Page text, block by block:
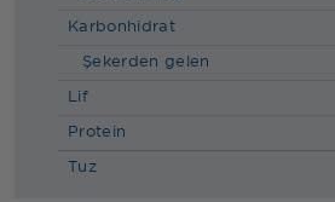
Karbonhidrat
Şekerden gelen
Lif
Protein
Tuz